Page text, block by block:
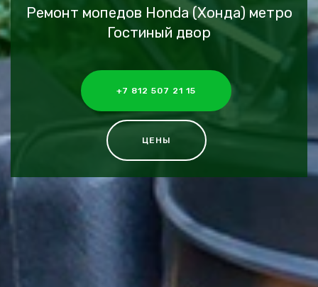
Ремонт мопедов Honda (Хонда) метро
Гостиный двор
+7 812 507 21 15
ЦЕНЫ